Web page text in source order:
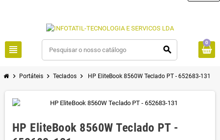
view_headline search
0
chevron_right Portáteis chevron_right Teclados chevron_right HP EliteBook 8560W Teclado PT - 652683-131
HP EliteBook 8560W Teclado PT -